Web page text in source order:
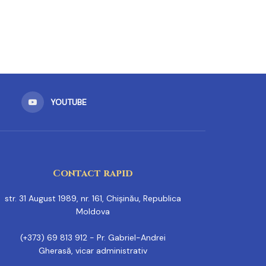
YOUTUBE
Contact rapid
str. 31 August 1989, nr. 161, Chișinău, Republica
Moldova
(+373) 69 813 912 - Pr. Gabriel-Andrei
Gherasă, vicar administrativ